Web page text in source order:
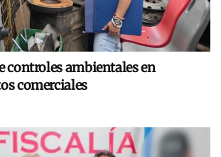
controles ambientales en
comerciales